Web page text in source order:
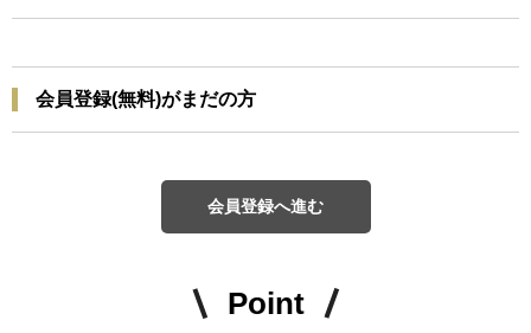
会員登録(無料)がまだの方
会員登録へ進む
Point